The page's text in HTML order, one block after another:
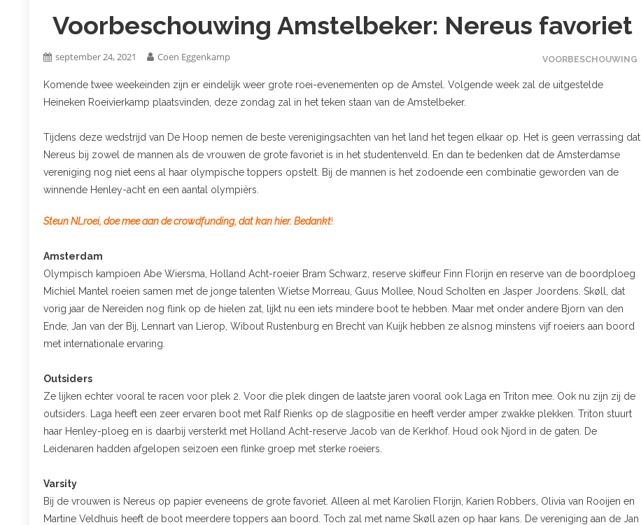
Voorbeschouwing Amstelbeker: Nereus favoriet
VOORBESCHOUWING
september 24, 2021 Coen Eggenkamp
Komende twee weekeinden zijn er eindelijk weer grote roei-evenementen op de Amstel. Volgende week zal de uitgestelde
Heineken Roeivierkamp plaatsvinden, deze zondag zal in het teken staan van de Amstelbeker.
Tijdens deze wedstrijd van De Hoop nemen de beste verenigingsachten van het land het tegen elkaar op. Het is geen verrassing dat
Nereus bij zowel de mannen als de vrouwen de grote favoriet is in het studentenveld. En dan te bedenken dat de Amsterdamse
vereniging nog niet eens al haar olympische toppers opstelt. Bij de mannen is het zodoende een combinatie geworden van de
winnende Henley-acht en een aantal olympiërs.
Steun NLroei, doe mee aan de crowdfunding, dat kan hier. Bedankt!
Amsterdam
Olympisch kampioen Abe Wiersma, Holland Acht-roeier Bram Schwarz, reserve skiffeur Finn Florijn en reserve van de boordploeg
Michiel Mantel roeien samen met de jonge talenten Wietse Morreau, Guus Mollee, Noud Scholten en Jasper Joordens. Skøll, dat
vorig jaar de Nereiden nog flink op de hielen zat, lijkt nu een iets mindere boot te hebben. Maar met onder andere Bjorn van den
Ende, Jan van der Bij, Lennart van Lierop, Wibout Rustenburg en Brecht van Kuijk hebben ze alsnog minstens vijf roeiers aan boord
met internationale ervaring.
Outsiders
Ze lijken echter vooral te racen voor plek 2. Voor die plek dingen de laatste jaren vooral ook Laga en Triton mee. Ook nu zijn zij de
outsiders. Laga heeft een zeer ervaren boot met Ralf Rienks op de slagpositie en heeft verder amper zwakke plekken. Triton stuurt
haar Henley-ploeg en is daarbij versterkt met Holland Acht-reserve Jacob van de Kerkhof. Houd ook Njord in de gaten. De
Leidenaren hadden afgelopen seizoen een flinke groep met sterke roeiers.
Varsity
Bij de vrouwen is Nereus op papier eveneens de grote favoriet. Alleen al met Karolien Florijn, Karien Robbers, Olivia van Rooijen en
Martine Veldhuis heeft de boot meerdere toppers aan boord. Toch zal met name Skøll azen op haar kans. De vereniging aan de Jan